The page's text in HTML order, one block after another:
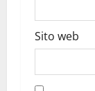
Sito web